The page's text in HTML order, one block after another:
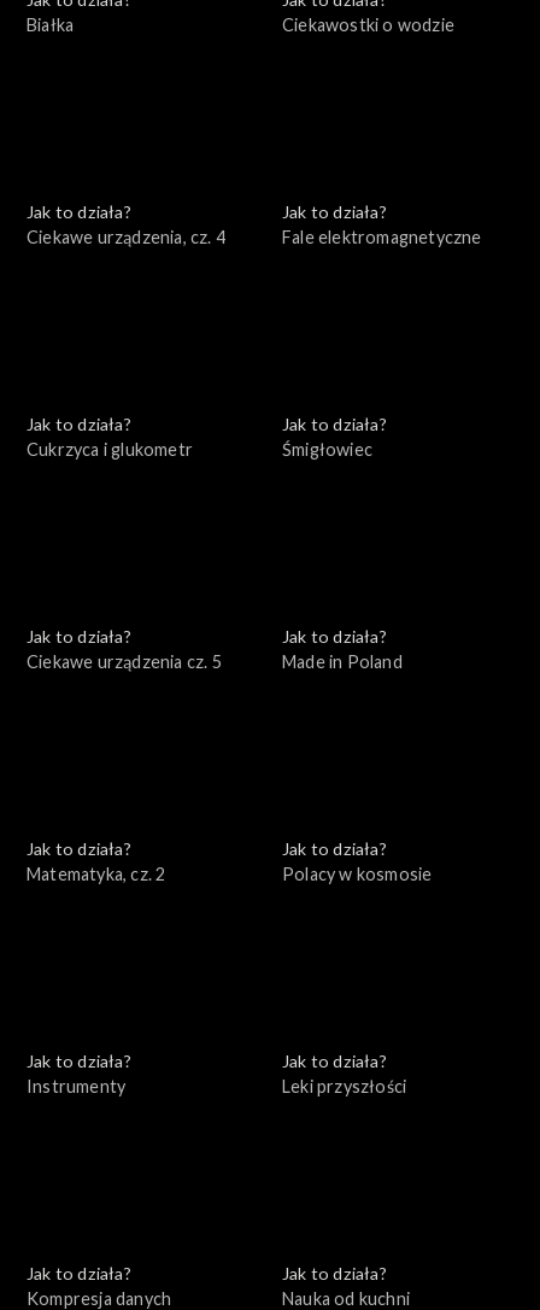
Białka
Ciekawostki o wodzie
Jak to działa?
Ciekawe urządzenia, cz. 4
Jak to działa?
Fale elektromagnetyczne
Jak to działa?
Cukrzyca i glukometr
Jak to działa?
Śmigłowiec
Jak to działa?
Ciekawe urządzenia cz. 5
Jak to działa?
Made in Poland
Jak to działa?
Matematyka, cz. 2
Jak to działa?
Polacy w kosmosie
Jak to działa?
Instrumenty
Jak to działa?
Leki przyszłości
Jak to działa?
Kompresja danych
Jak to działa?
Nauka od kuchni